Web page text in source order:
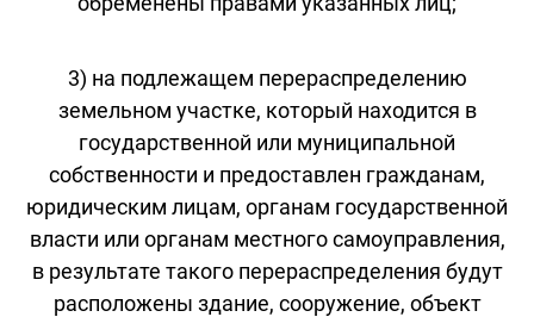
3) на подлежащем перераспределению
земельном участке, который находится в
государственной или муниципальной
собственности и предоставлен гражданам,
юридическим лицам, органам государственной
власти или органам местного самоуправления,
в результате такого перераспределения будут
расположены здание, сооружение, объект